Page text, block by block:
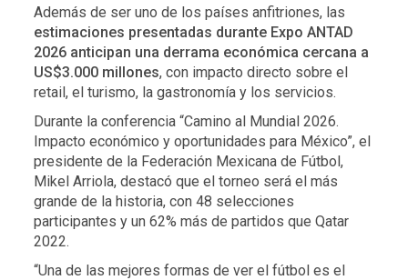
Además de ser uno de los países anfitriones, las
estimaciones presentadas durante Expo ANTAD
2026 anticipan una derrama económica cercana a
US$3.000 millones, con impacto directo sobre el
retail, el turismo, la gastronomía y los servicios.
Durante la conferencia “Camino al Mundial 2026.
Impacto económico y oportunidades para México”, el
presidente de la Federación Mexicana de Fútbol,
Mikel Arriola, destacó que el torneo será el más
grande de la historia, con 48 selecciones
participantes y un 62% más de partidos que Qatar
2022.
“Una de las mejores formas de ver el fútbol es el